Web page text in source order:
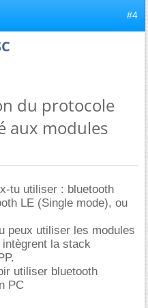
#4
du protocole
aux modules
tu utiliser : bluetooth
LE (Single mode), ou
peux utiliser les modules
la stack
utiliser bluetooth
PC